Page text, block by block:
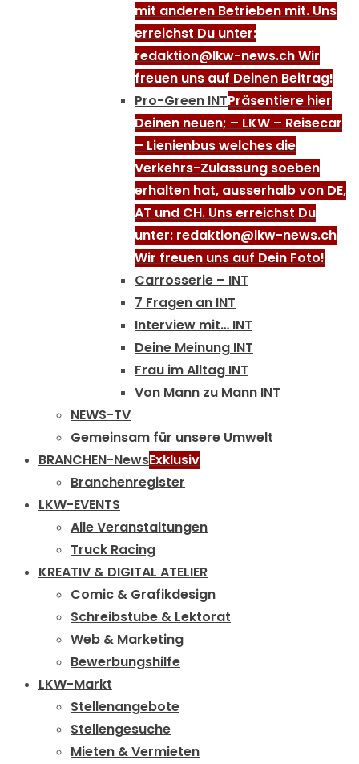
mit anderen Betrieben mit. Uns
erreichst Du unter:
redaktion@lkw-news.ch Wir
freuen uns auf Deinen Beitrag!
Pro-Green INTPräsentiere hier
Deinen neuen; – LKW – Reisecar
– Lienienbus welches die
Verkehrs-Zulassung soeben
erhalten hat, ausserhalb von DE,
AT und CH. Uns erreichst Du
unter: redaktion@lkw-news.ch
Wir freuen uns auf Dein Foto!
Carrosserie – INT
7 Fragen an INT
Interview mit… INT
Deine Meinung INT
Frau im Alltag INT
Von Mann zu Mann INT
NEWS-TV
Gemeinsam für unsere Umwelt
BRANCHEN-NewsExklusiv
Branchenregister
LKW-EVENTS
Alle Veranstaltungen
Truck Racing
KREATIV & DIGITAL ATELIER
Comic & Grafikdesign
Schreibstube & Lektorat
Web & Marketing
Bewerbungshilfe
LKW-Markt
Stellenangebote
Stellengesuche
Mieten & Vermieten